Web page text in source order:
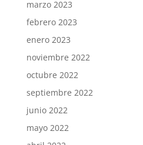
marzo 2023
febrero 2023
enero 2023
noviembre 2022
octubre 2022
septiembre 2022
junio 2022
mayo 2022